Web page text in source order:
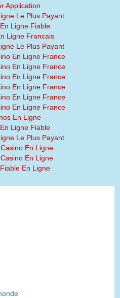
Application
Le Plus Payant
Ligne Fiable
Ligne Francais
Le Plus Payant
En Ligne France
En Ligne France
En Ligne France
En Ligne France
En Ligne France
En Ligne France
En Ligne
Ligne Fiable
Le Plus Payant
En Ligne
En Ligne
En Ligne